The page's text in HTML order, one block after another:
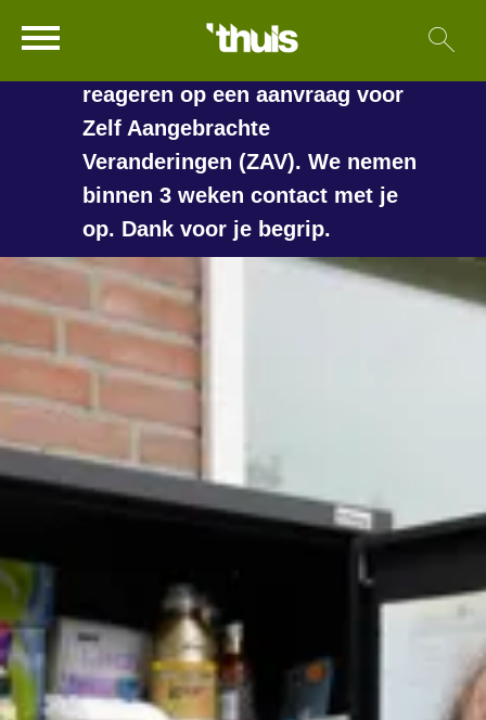
Naar hoofdinhoud
Naar hoofdnavigatiemenu
Naar zoeken
Naar de homepage
Ga naar Hoofd
langer duren voordat we
reageren op een aanvraag voor
Zelf Aangebrachte
Veranderingen (ZAV). We nemen
binnen 3 weken contact met je
op. Dank voor je begrip.